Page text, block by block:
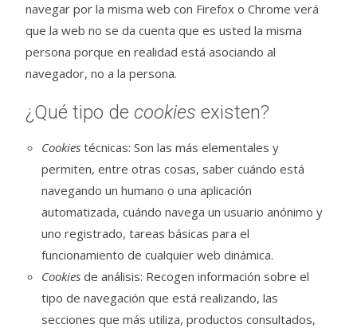
navegar por la misma web con Firefox o Chrome verá
que la web no se da cuenta que es usted la misma
persona porque en realidad está asociando al
navegador, no a la persona.
¿Qué tipo de cookies existen?
Cookies técnicas: Son las más elementales y
permiten, entre otras cosas, saber cuándo está
navegando un humano o una aplicación
automatizada, cuándo navega un usuario anónimo y
uno registrado, tareas básicas para el
funcionamiento de cualquier web dinámica.
Cookies de análisis: Recogen información sobre el
tipo de navegación que está realizando, las
secciones que más utiliza, productos consultados,